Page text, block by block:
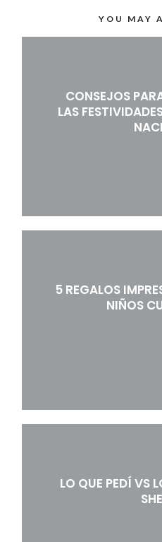
YOU MAY
CONSEJOS
LAS
5 REGALOS
NIÑOS
LO QUE PEDÍ VS